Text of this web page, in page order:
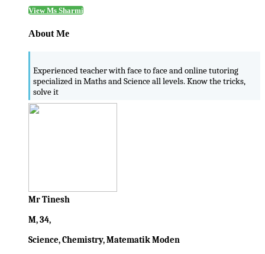
View Ms Sharmi
About Me
Experienced teacher with face to face and online tutoring
specialized in Maths and Science all levels. Know the tricks,
solve it
Mr Tinesh
M, 34,
Science, Chemistry, Matematik Moden